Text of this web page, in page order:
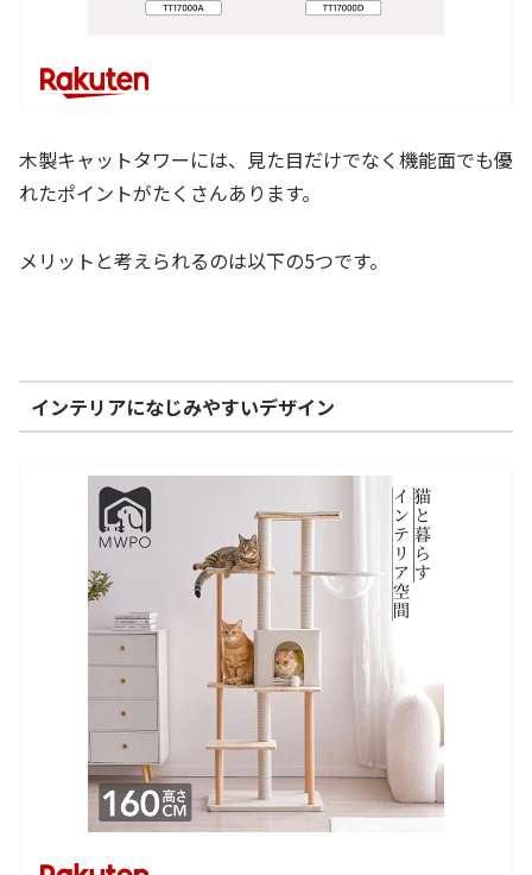
木製キャットタワーには、見た目だけでなく機能面でも優
れたポイントがたくさんあります。
メリットと考えられるのは以下の5つです。
インテリアになじみやすいデザイン